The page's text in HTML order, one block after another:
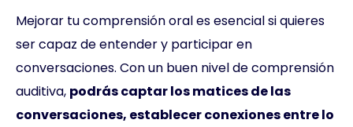
Mejorar tu comprensión oral es esencial si quieres
ser capaz de entender y participar en
conversaciones. Con un buen nivel de comprensión
auditiva, podrás captar los matices de las
conversaciones, establecer conexiones entre lo